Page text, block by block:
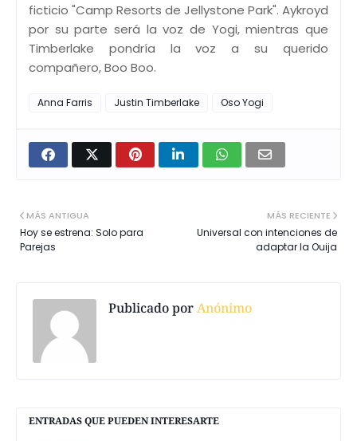
ficticio "Camp Resorts de Jellystone Park". Aykroyd
por su parte será la voz de Yogi, mientras que
Timberlake pondría la voz a su querido
compañero, Boo Boo.
Anna Farris Justin Timberlake Oso Yogi
MÁS RECIENTE
Universal con intenciones de
adaptar la Ouija
MÁS ANTIGUA
Hoy se estrena: Solo para
Parejas
Publicado porAnónimo
ENTRADAS QUE PUEDEN INTERESARTE